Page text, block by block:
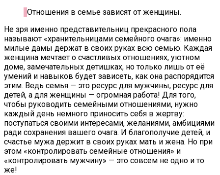
Отношения в семье зависят от женщины.
Не зря именно представительниц прекрасного пола
называют «хранительницами семейного очага»: именно
милые дамы держат в своих руках всю семью. Каждая
женщина мечтает о счастливых отношениях, уютном
доме, замечательных детишках, но только лишь от её
умений и навыков будет зависеть, как она распорядится
этим. Ведь семья — это ресурс для мужчины, ресурс для
детей, а для женщины — огромная работа! Для того,
чтобы руководить семейными отношениями, нужно
каждый день немного приносить себя в жертву:
поступаться своими интересами, желаниями, амбициями
ради сохранения вашего очага. И благополучие детей, и
счастье мужа держит в своих руках мать и жена. Но при
этом «контролировать семейные отношения» и
«контролировать мужчину» — это совсем не одно и то
же!